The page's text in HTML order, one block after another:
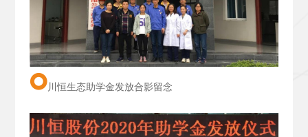
川恒生态助学金发放合影留念